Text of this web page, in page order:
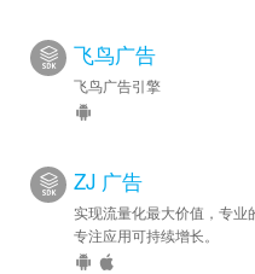
飞鸟广告
飞鸟广告引擎
ZJ 广告
实现流量化最大价值，专业
专注应用可持续增长。